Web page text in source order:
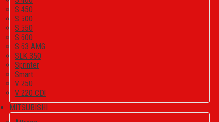
S 450
S 500
S 550
S 600
S 63 AMG
SLK 350
Sprinter
Smart
V 250
V 220 CDI
MITSUBISHI